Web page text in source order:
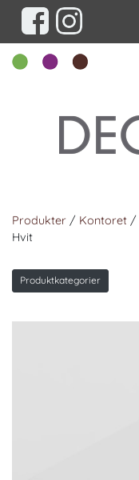
Produkter / Kontoret /
Hvit
Produktkategorier